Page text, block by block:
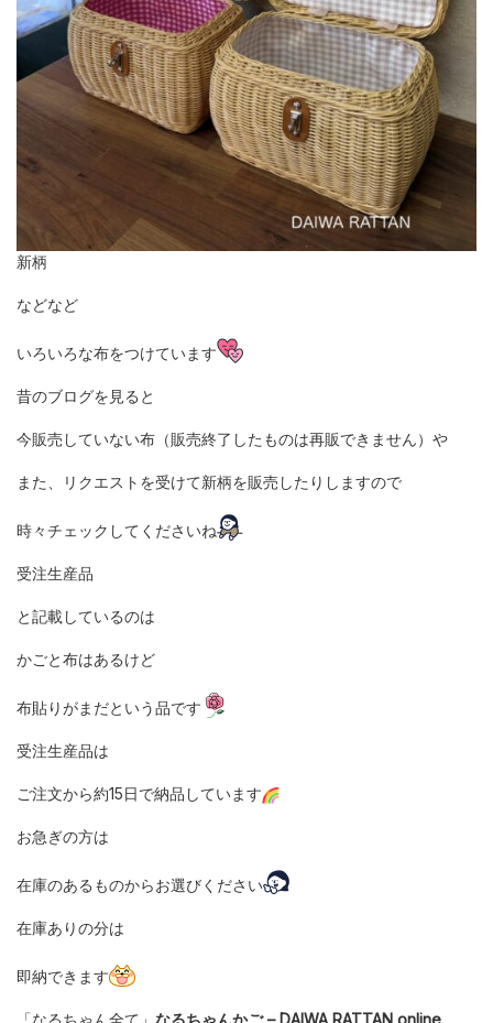
新柄
などなど
いろいろな布をつけています
昔のブログを見ると
今販売していない布（販売終了したものは再販できません）や
また、リクエストを受けて新柄を販売したりしますので
時々チェックしてくださいね
受注生産品
と記載しているのは
かごと布はあるけど
布貼りがまだという品です
受注生産品は
ご注文から約15日で納品しています
お急ぎの方は
在庫のあるものからお選びください
在庫ありの分は
即納できます
「なるちゃん全て」 なるちゃんかご – DAIWA RATTAN online